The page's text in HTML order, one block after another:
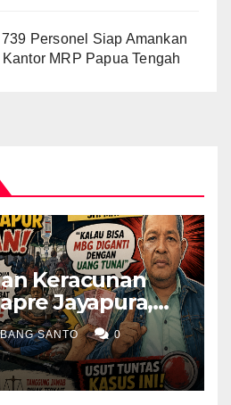
Personel Siap Amankan
MRP Papua Tengah
Keracunan
Jayapura,
Minta
Dapur
Evaluasi
SANTO 0